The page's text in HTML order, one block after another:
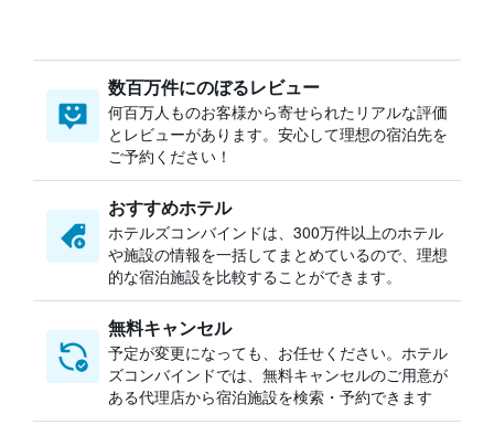
数百万件にのぼるレビュー
何百万人ものお客様から寄せられたリアルな評価
とレビューがあります。安心して理想の宿泊先を
ご予約ください！
おすすめホテル
ホテルズコンバインドは、300万件以上のホテル
や施設の情報を一括してまとめているので、理想
的な宿泊施設を比較することができます。
無料キャンセル
予定が変更になっても、お任せください。ホテル
ズコンバインドでは、無料キャンセルのご用意が
ある代理店から宿泊施設を検索・予約できます